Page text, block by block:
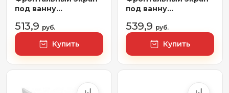
под ванну
VPPA15001FP2-04
513,9 руб.
Купить
под ванну
VPPA17502FP2-04
539,9 руб.
Купить